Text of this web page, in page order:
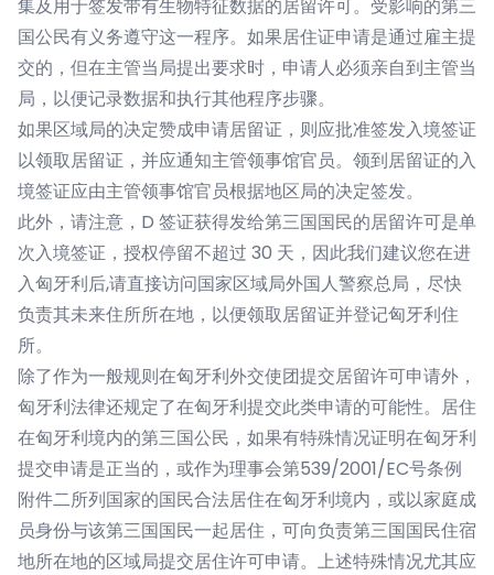
集及用于签发带有生物特征数据的居留许可。受影响的第三
国公民有义务遵守这一程序。如果居住证申请是通过雇主提
交的，但在主管当局提出要求时，申请人必须亲自到主管当
局，以便记录数据和执行其他程序步骤。
如果区域局的决定赞成申请居留证，则应批准签发入境签证
以领取居留证，并应通知主管领事馆官员。领到居留证的入
境签证应由主管领事馆官员根据地区局的决定签发。
此外，请注意，D 签证获得发给第三国国民的居留许可是单
次入境签证，授权停留不超过 30 天，因此我们建议您在进
入匈牙利后,请直接访问国家区域局外国人警察总局，尽快
负责其未来住所所在地，以便领取居留证并登记匈牙利住
所。
除了作为一般规则在匈牙利外交使团提交居留许可申请外，
匈牙利法律还规定了在匈牙利提交此类申请的可能性。居住
在匈牙利境内的第三国公民，如果有特殊情况证明在匈牙利
提交申请是正当的，或作为理事会第539/2001/EC号条例
附件二所列国家的国民合法居住在匈牙利境内，或以家庭成
员身份与该第三国国民一起居住，可向负责第三国国民住宿
地所在地的区域局提交居住许可申请。上述特殊情况尤其应